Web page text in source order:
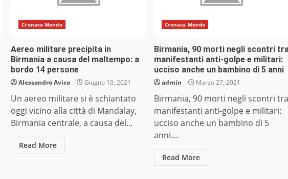
Cronaca Mondo
Aereo militare precipita in
Birmania a causa del maltempo: a
bordo 14 persone
Alessandro Avico Giugno 10, 2021
Un aereo militare si è schiantato
oggi vicino alla città di Mandalay,
Birmania centrale, a causa del...
Read More
Cronaca Mondo
Birmania, 90 morti negli scontri
manifestanti anti-golpe e militari:
ucciso anche un bambino di 5 anni
admin Marzo 27, 2021
Birmania, 90 morti negli scontri tra
manifestanti anti-golpe e militari:
ucciso anche un bambino di 5
anni....
Read More